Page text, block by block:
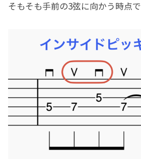
そもそも手前の3弦に向かう時点で